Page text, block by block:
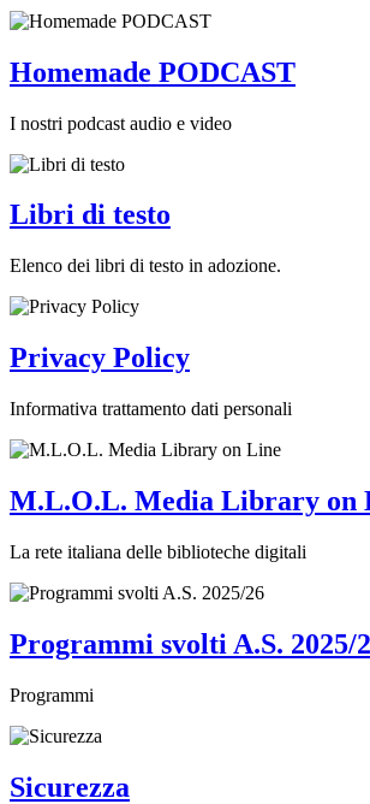
Homemade PODCAST
I nostri podcast audio e video
Libri di testo
Elenco dei libri di testo in adozione.
Privacy Policy
Informativa trattamento dati personali
M.L.O.L. Media Library on
La rete italiana delle biblioteche digitali
Programmi svolti A.S. 2025/
Programmi
Sicurezza